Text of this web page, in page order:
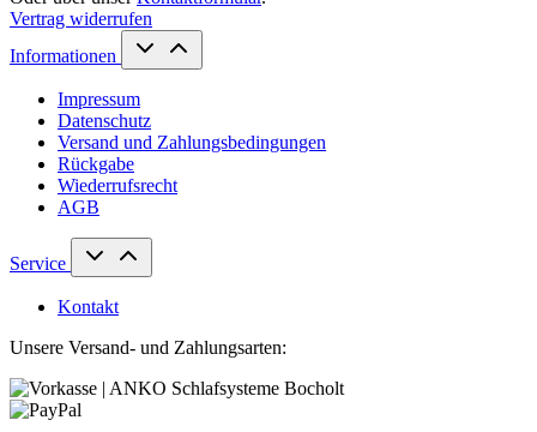
Vertrag widerrufen
Informationen
Impressum
Datenschutz
Versand und Zahlungsbedingungen
Rückgabe
Wiederrufsrecht
AGB
Service
Kontakt
Unsere Versand- und Zahlungsarten: